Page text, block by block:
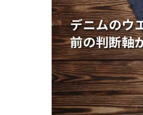
デニムのウ
前の判断軸